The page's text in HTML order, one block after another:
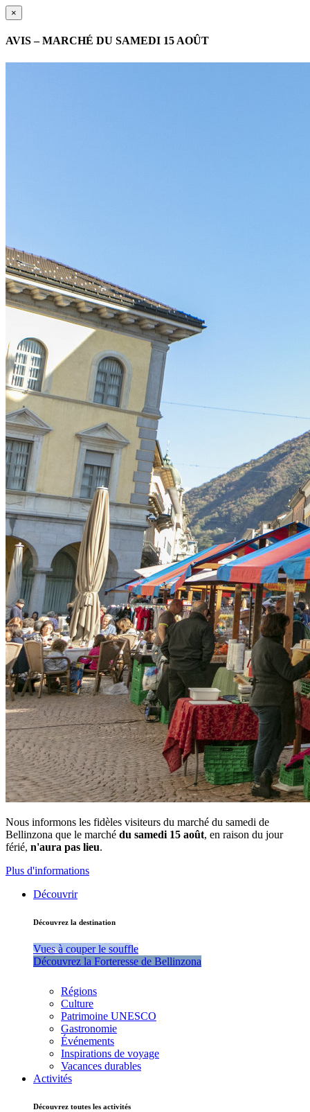
×
AVIS – MARCHÉ DU SAMEDI 15 AOÛT
Nous informons les fidèles visiteurs du marché du samedi de
Bellinzona que le marché du samedi 15 août, en raison du jour
férié, n'aura pas lieu.
Plus d'informations
Découvrir
Découvrez la destination
Vues à couper le souffle
Découvrez la Forteresse de Bellinzona
Régions
Culture
Patrimoine UNESCO
Gastronomie
Événements
Inspirations de voyage
Vacances durables
Activités
Découvrez toutes les activités